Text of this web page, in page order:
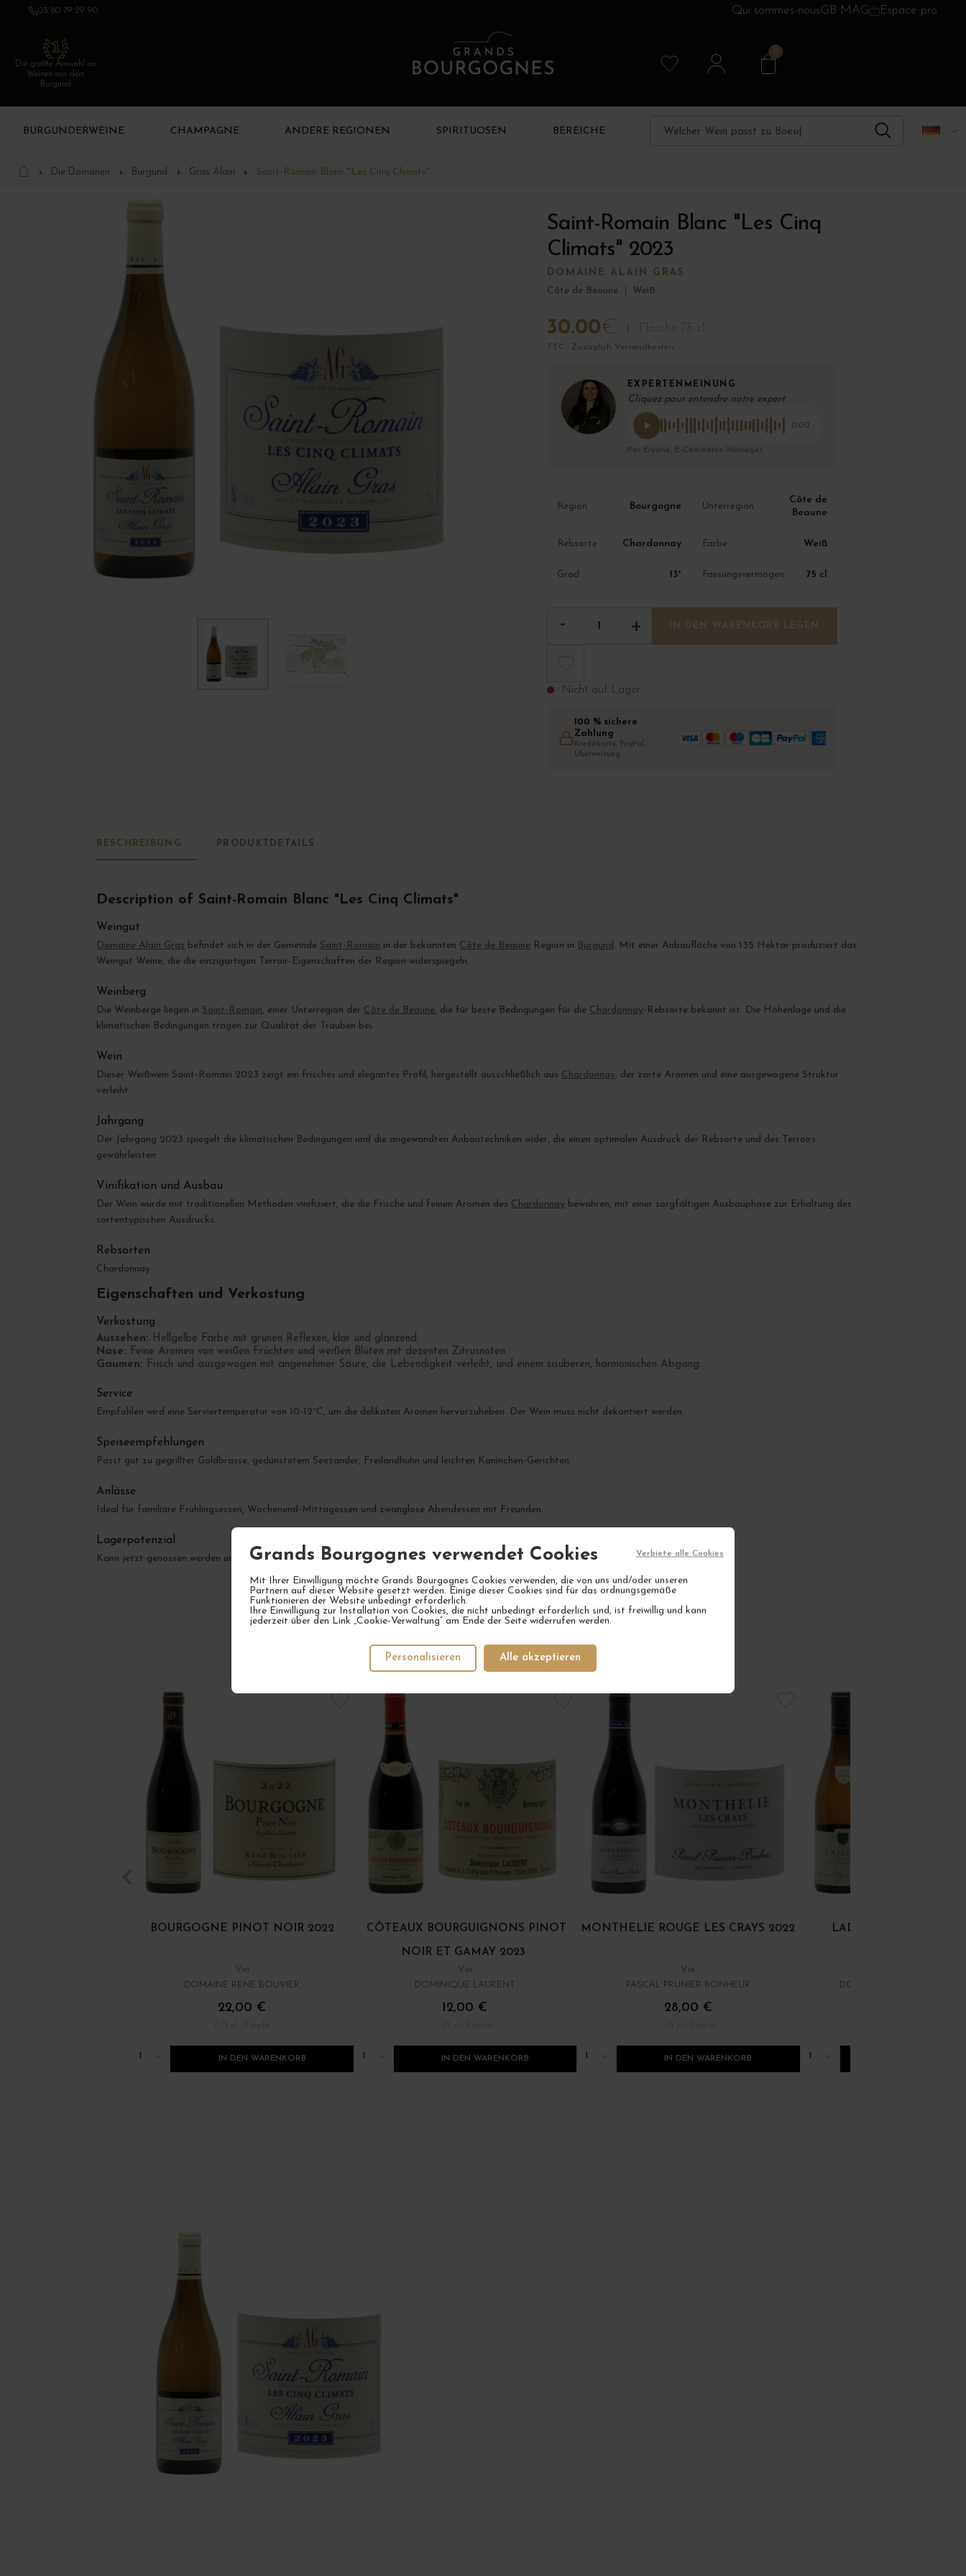
Grands Bourgognes verwendet Cookies
Mit Ihrer Einwilligung möchte Grands Bourgognes Cookies verwenden, die von uns und/oder unseren
Partnern auf dieser Website gesetzt werden. Einige dieser Cookies sind für das ordnungsgemäße
Funktionieren der Website unbedingt erforderlich.
Ihre Einwilligung zur Installation von Cookies, die nicht unbedingt erforderlich sind, ist freiwillig und kann
jederzeit über den Link „Cookie-Verwaltung“ am Ende der Seite widerrufen werden.
Alle akzeptieren
Verbiete alle Cookies
Personalisieren
03 80 79 29 90 Qui sommes-nousGB MAG Espace pro
Die größte Auswahl an
Weinen aus dem
Burgund
0
BURGUNDERWEINE CHAMPAGNE ANDERE REGIONEN SPIRITUOSEN BEREICHE
Die Domänen Burgund Gras Alain Saint-Romain Blanc "Les Cinq Climats"
Saint-Romain Blanc "Les Cinq
Climats" 2023
DOMAINE ALAIN GRAS
Côte de Beaune
Weiß
30.00€ Flasche 75 cl
TTC · Zuzüglich Versandkosten
EXPERTENMEINUNG
Cliquez pour entendre notre expert
0:00
Par Eryane, E-Commerce-Manager
Region Bourgogne Unterregion
Côte de
Beaune
Rebsorte Chardonnay Farbe Weiß
Grad 13° Fassungsvermögen 75 cl
IN DEN WARENKORB LEGEN
Nicht auf Lager
100 % sichere
Zahlung
Kreditkarte, PayPal,
Überweisung
BESCHREIBUNG PRODUKTDETAILS
Description of Saint-Romain Blanc "Les Cinq Climats"
Weingut
Domaine Alain Gras befindet sich in der Gemeinde Saint-Romain in der bekannten Côte de Beaune Region in Burgund. Mit einer Anbaufläche von 135 Hektar produziert das
Weingut Weine, die die einzigartigen Terroir-Eigenschaften der Region widerspiegeln.
Weinberg
Die Weinberge liegen in Saint-Romain, einer Unterregion der Côte de Beaune, die für beste Bedingungen für die Chardonnay-Rebsorte bekannt ist. Die Höhenlage und die
klimatischen Bedingungen tragen zur Qualität der Trauben bei.
Wein
Dieser Weißwein Saint-Romain 2023 zeigt ein frisches und elegantes Profil, hergestellt ausschließlich aus Chardonnay, der zarte Aromen und eine ausgewogene Struktur
verleiht.
Jahrgang
Der Jahrgang 2023 spiegelt die klimatischen Bedingungen und die angewandten Anbautechniken wider, die einen optimalen Ausdruck der Rebsorte und des Terroirs
gewährleisten.
Vinifikation und Ausbau
Der Wein wurde mit traditionellen Methoden vinifiziert, die die Frische und feinen Aromen des Chardonnay bewahren, mit einer sorgfältigen Ausbauphase zur Erhaltung des
sortentypischen Ausdrucks.
Rebsorten
Chardonnay
Eigenschaften und Verkostung
Verkostung
Aussehen: Hellgelbe Farbe mit grünen Reflexen, klar und glänzend.
Nase: Feine Aromen von weißen Früchten und weißen Blüten mit dezenten Zitrusnoten.
Gaumen: Frisch und ausgewogen mit angenehmer Säure, die Lebendigkeit verleiht, und einem sauberen, harmonischen Abgang.
Service
Empfohlen wird eine Serviertemperatur von 10-12°C, um die delikaten Aromen hervorzuheben. Der Wein muss nicht dekantiert werden.
Speiseempfehlungen
Passt gut zu gegrillter Goldbrasse, gedünstetem Seezander, Freilandhuhn und leichten Kaninchen-Gerichten.
Anlässe
Ideal für familiäre Frühlingsessen, Wochenend-Mittagessen und zwanglose Abendessen mit Freunden.
Lagerpotenzial
Kann jetzt genossen werden und bietet Lagerpotenzial über die nächsten 5-7 Jahre.
IHR NÄCHSTER FAVORIT
BOURGOGNE PINOT NOIR 2022
Vin
DOMAINE RENÉ BOUVIER
22,00 €
IN DEN WARENKORB
CÔTEAUX BOURGUIGNONS PINOT
NOIR ET GAMAY 2023
Vin
DOMINIQUE LAURENT
12,00 €
IN DEN WARENKORB
MONTHELIE ROUGE LES CRAYS 2022
Vin
PASCAL PRUNIER-BONHEUR
28,00 €
IN DEN WARENKORB
LADOIX 1ER CRU
DOMAINE MARATRAY-